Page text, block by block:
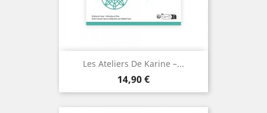
Les Ateliers De Karine –...
Prix
14,90 €